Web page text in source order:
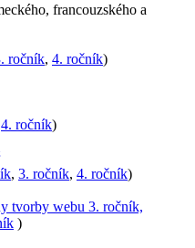
francouzského a
ročník, 4. ročník)
4. ročník)
, 3. ročník, 4. ročník)
tvorby webu 3. ročník,
)